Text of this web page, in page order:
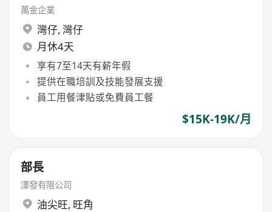
萬金企業
灣仔, 灣仔
月休4天
享有7至14天有薪年假
提供在職培訓及技能發展支援
員工用餐津貼或免費員工餐
$15K-19K/月
部長
澤發有限公司
油尖旺, 旺角